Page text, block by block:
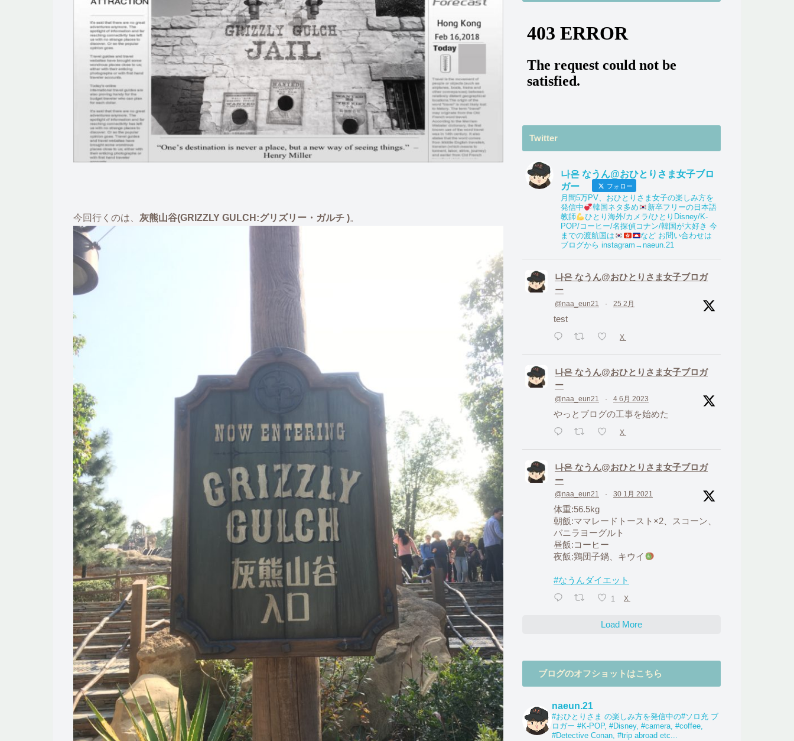
今回行くのは、 灰熊山谷(GRIZZLY GULCH:グリズリー・ガルチ )。
Twitter
나은 なうん@おひとりさま女子ブロ
ガー
フォロー
月間5万PV、おひとりさま女子の楽しみ方を
発信中
韓国ネタ多め
新卒フリーの日本語
教師
ひとり海外/カメラ/ひとりDisney/K-
POP/コーヒー/名探偵コナン/韓国が大好き 今
までの渡航国は
など お問い合わせは
ブログから instagram→naeun.21
나은 なうん@おひとりさま女子ブロガ
ー
@naa_eun21 · 25 2月
test
X
나은 なうん@おひとりさま女子ブロガ
ー
@naa_eun21 · 4 6月 2023
やっとブログの工事を始めた
X
나은 なうん@おひとりさま女子ブロガ
ー
@naa_eun21 · 30 1月 2021
体重:56.5kg
朝飯:ママレードトースト×2、スコーン、
バニラヨーグルト
昼飯:コーヒー
夜飯:鶏団子鍋、キウイ
#なうんダイエット
1 X
Load More
ブログのオフショットはこちら
naeun.21
#おひとりさま の楽しみ方を発信中の#ソロ充 ブ
ロガー #K-POP, #Disney, #camera, #coffee,
#Detective Conan, #trip abroad etc...